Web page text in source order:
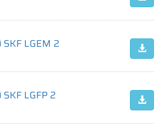
LGEM 2
LGFP 2